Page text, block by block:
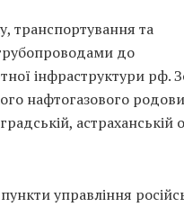
транспортування та
до
інфраструктури рф.
нафтогазового
астраханській
управління